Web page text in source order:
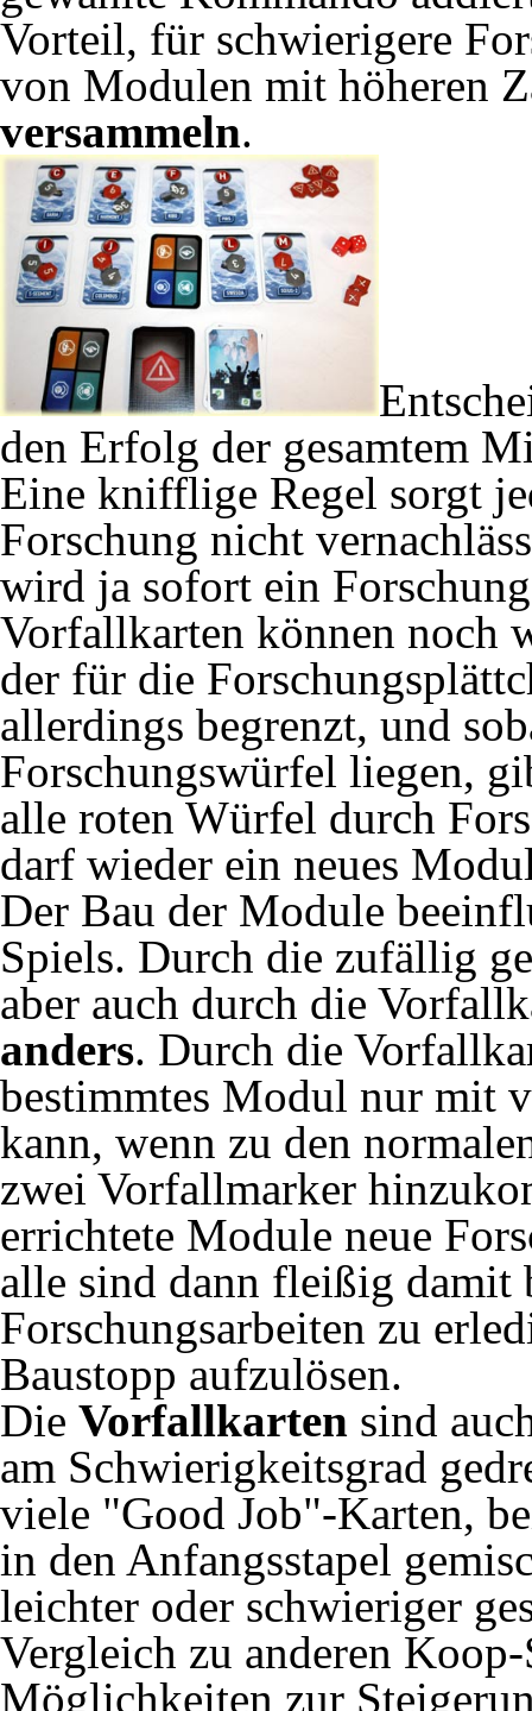
Vorteil, für schwierigere
von Modulen mit höheren
versammeln.
den Erfolg der gesamtem
Eine knifflige Regel sorgt
Forschung nicht
wird ja sofort ein
Vorfallkarten können noch
der für die
allerdings begrenzt, und
Forschungswürfel liegen,
alle roten Würfel durch
darf wieder ein neues
Der Bau der Module
Spiels. Durch die zufällig
aber auch durch die
anders. Durch die
bestimmtes Modul nur mit
kann, wenn zu den
zwei Vorfallmarker
errichtete Module neue
alle sind dann fleißig damit
Forschungsarbeiten zu
Baustopp aufzulösen.
Die Vorfallkarten sind
am Schwierigkeitsgrad
viele "Good Job"-Karten,
in den Anfangsstapel
leichter oder schwieriger
Vergleich zu anderen
Möglichkeiten zur